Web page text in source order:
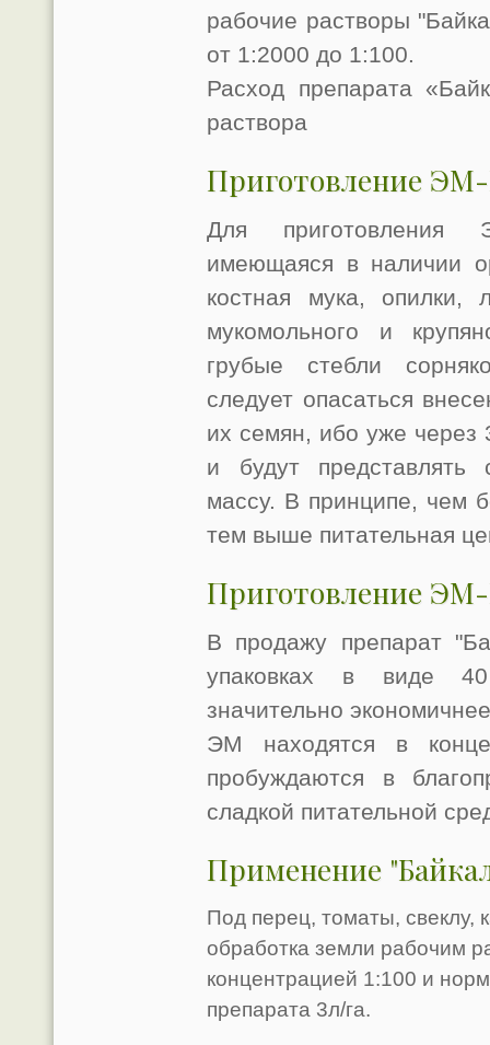
рабочие растворы
от 1:2000 до 1:100.
Расход препарата
раствора
Приготовление
Для приготовления
имеющаяся в наличии
костная мука, опилки,
мукомольного и
грубые стебли
следует опасаться
их семян, ибо уже через
и будут представлять
массу. В принципе, чем
тем выше питательная
Приготовление
В продажу препарат
упаковках в виде
значительно
ЭМ находятся в
пробуждаются в
сладкой питательной
Применение
Под перец, томаты, свеклу,
обработка земли рабочим
концентрацией 1:100 и
препарата 3л/га.